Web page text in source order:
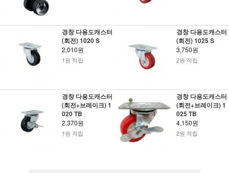
경창 다용도캐스터
(회전) 1020 S
2,010원
1원 적립
경창 다용도캐스터
(회전) 1025 S
3,750원
2원 적립
경창 다용도캐스터
(회전+브레이크) 1
020 TB
2,370원
1원 적립
경창 다용도캐스터
(회전+브레이크) 1
025 TB
4,150원
2원 적립